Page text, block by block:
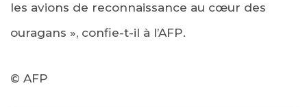
les avions de reconnaissance au cœur des
ouragans », confie-t-il à l’AFP.
© AFP